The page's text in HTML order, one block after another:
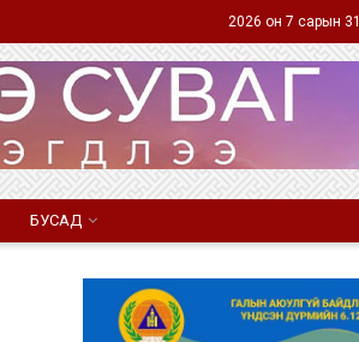
2026 он 7 сарын 31
БУСАД